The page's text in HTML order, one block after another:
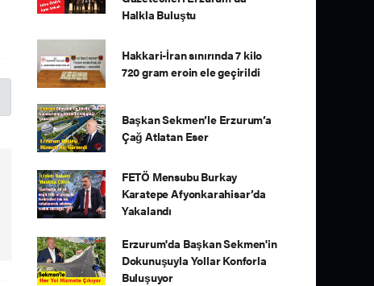
Halkla Buluştu
Hakkari-İran sınırında 7 kilo
720 gram eroin ele geçirildi
Başkan Sekmen’le Erzurum’a
Çağ Atlatan Eser
FETÖ Mensubu Burkay
Karatepe Afyonkarahisar’da
Yakalandı
Erzurum'da Başkan Sekmen'in
Dokunuşuyla Yollar Konforla
Buluşuyor